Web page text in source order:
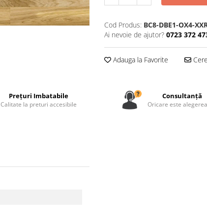
Cod Produs: BC8-DBE1-OX4-
Ai nevoie de ajutor? 0723 372
Adauga la Favorite
Prețuri Imbatabile
Calitate la preturi accesibile
Consultanță
Oricare este